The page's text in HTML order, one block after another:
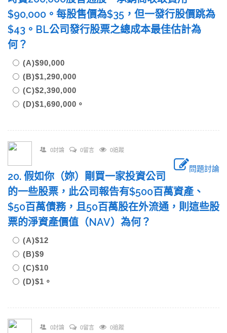
$90,000。每股售價為$35，但一發行股價跳為
$43。BL公司發行股票之總成本最佳估計為
何？
(A)$90,000
(B)$1,290,000
(C)$2,390,000
(D)$1,690,000。
0討論 0留言 0追蹤
問題討論
20. 假如你（妳）剛買一家投資公司
的一些股票，此公司報告有$500百萬資產、
$50百萬債務，且50百萬股在外流通，則這些股
票的淨資產價值（NAV）為何？
(A)$12
(B)$9
(C)$10
(D)$1。
0討論 0留言 0追蹤